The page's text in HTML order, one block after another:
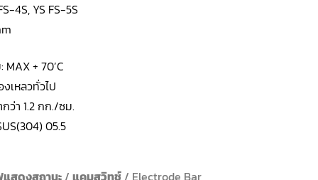
4S, YS FS-5S
+ 70’C
งเหลวทั่วไป
ว่า 1.2 กก./ซม.
05.5
แสดงสถานะ / แคมสวิทช์ / Electrode Bar